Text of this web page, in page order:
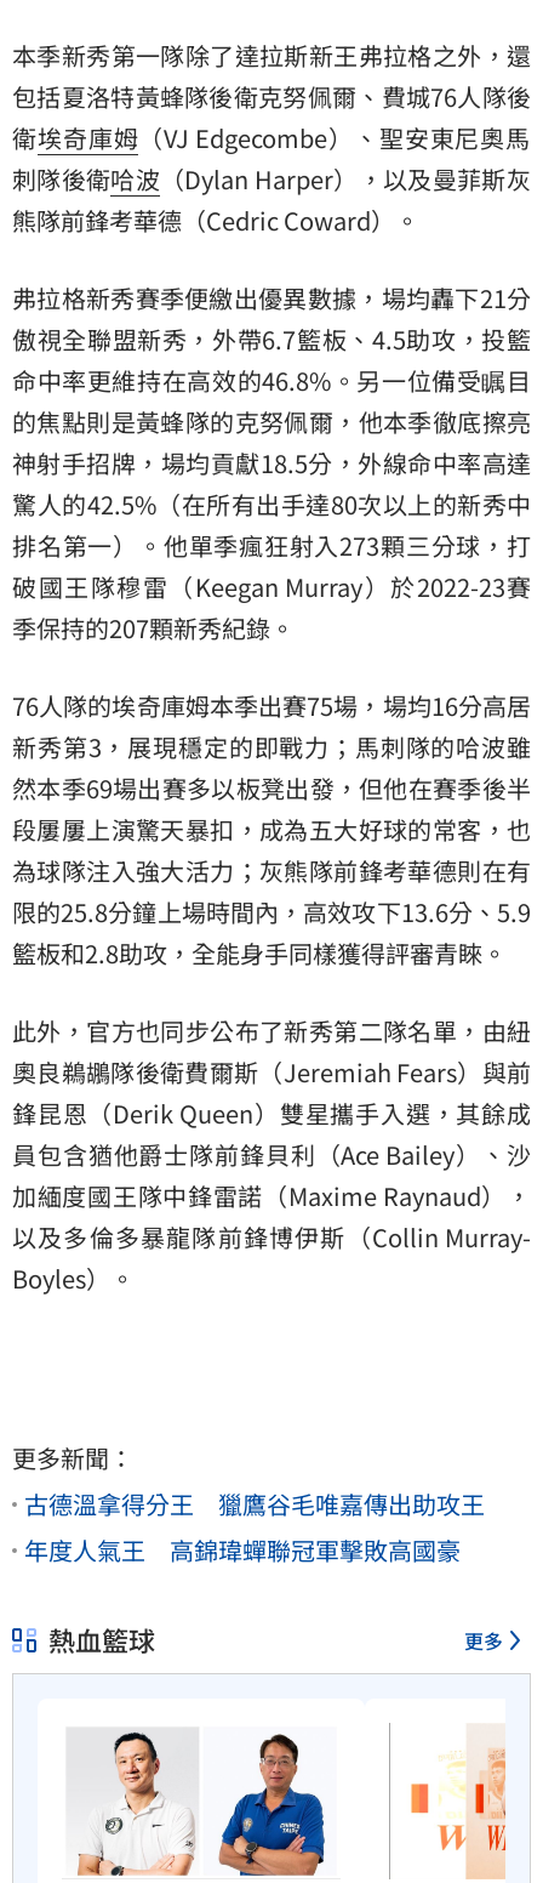
本季新秀第一隊除了達拉斯新王弗拉格之外，還
包括夏洛特黃蜂隊後衛克努佩爾、費城76人隊後
衛埃奇庫姆 （VJ Edgecombe）、聖安東尼奧馬
刺隊後衛哈波 （Dylan Harper），以及曼菲斯灰
熊隊前鋒考華德（Cedric Coward）。
弗拉格新秀賽季便繳出優異數據，場均轟下21分
傲視全聯盟新秀，外帶6.7籃板、4.5助攻，投籃
命中率更維持在高效的46.8%。另一位備受瞩目
的焦點則是黃蜂隊的克努佩爾，他本季徹底擦亮
神射手招牌，場均貢獻18.5分，外線命中率高達
驚人的42.5%（在所有出手達80次以上的新秀中
排名第一）。他單季瘋狂射入273顆三分球，打
破國王隊穆雷（Keegan Murray）於2022-23賽
季保持的207顆新秀紀錄。
76人隊的埃奇庫姆本季出賽75場，場均16分高居
新秀第3，展現穩定的即戰力；馬刺隊的哈波雖
然本季69場出賽多以板凳出發，但他在賽季後半
段屢屢上演驚天暴扣，成為五大好球的常客，也
為球隊注入強大活力；灰熊隊前鋒考華德則在有
限的25.8分鐘上場時間內，高效攻下13.6分、5.9
籃板和2.8助攻，全能身手同樣獲得評審青睞。
此外，官方也同步公布了新秀第二隊名單，由紐
奧良鵜鶘隊後衛費爾斯（Jeremiah Fears）與前
鋒昆恩（Derik Queen）雙星攜手入選，其餘成
員包含猶他爵士隊前鋒貝利（Ace Bailey）、沙
加緬度國王隊中鋒雷諾（Maxime Raynaud），
以及多倫多暴龍隊前鋒博伊斯（Collin Murray-
Boyles）。
更多新聞：
古德溫拿得分王 獵鷹谷毛唯嘉傳出助攻王
年度人氣王 高錦瑋蟬聯冠軍擊敗高國豪
熱血籃球 更多